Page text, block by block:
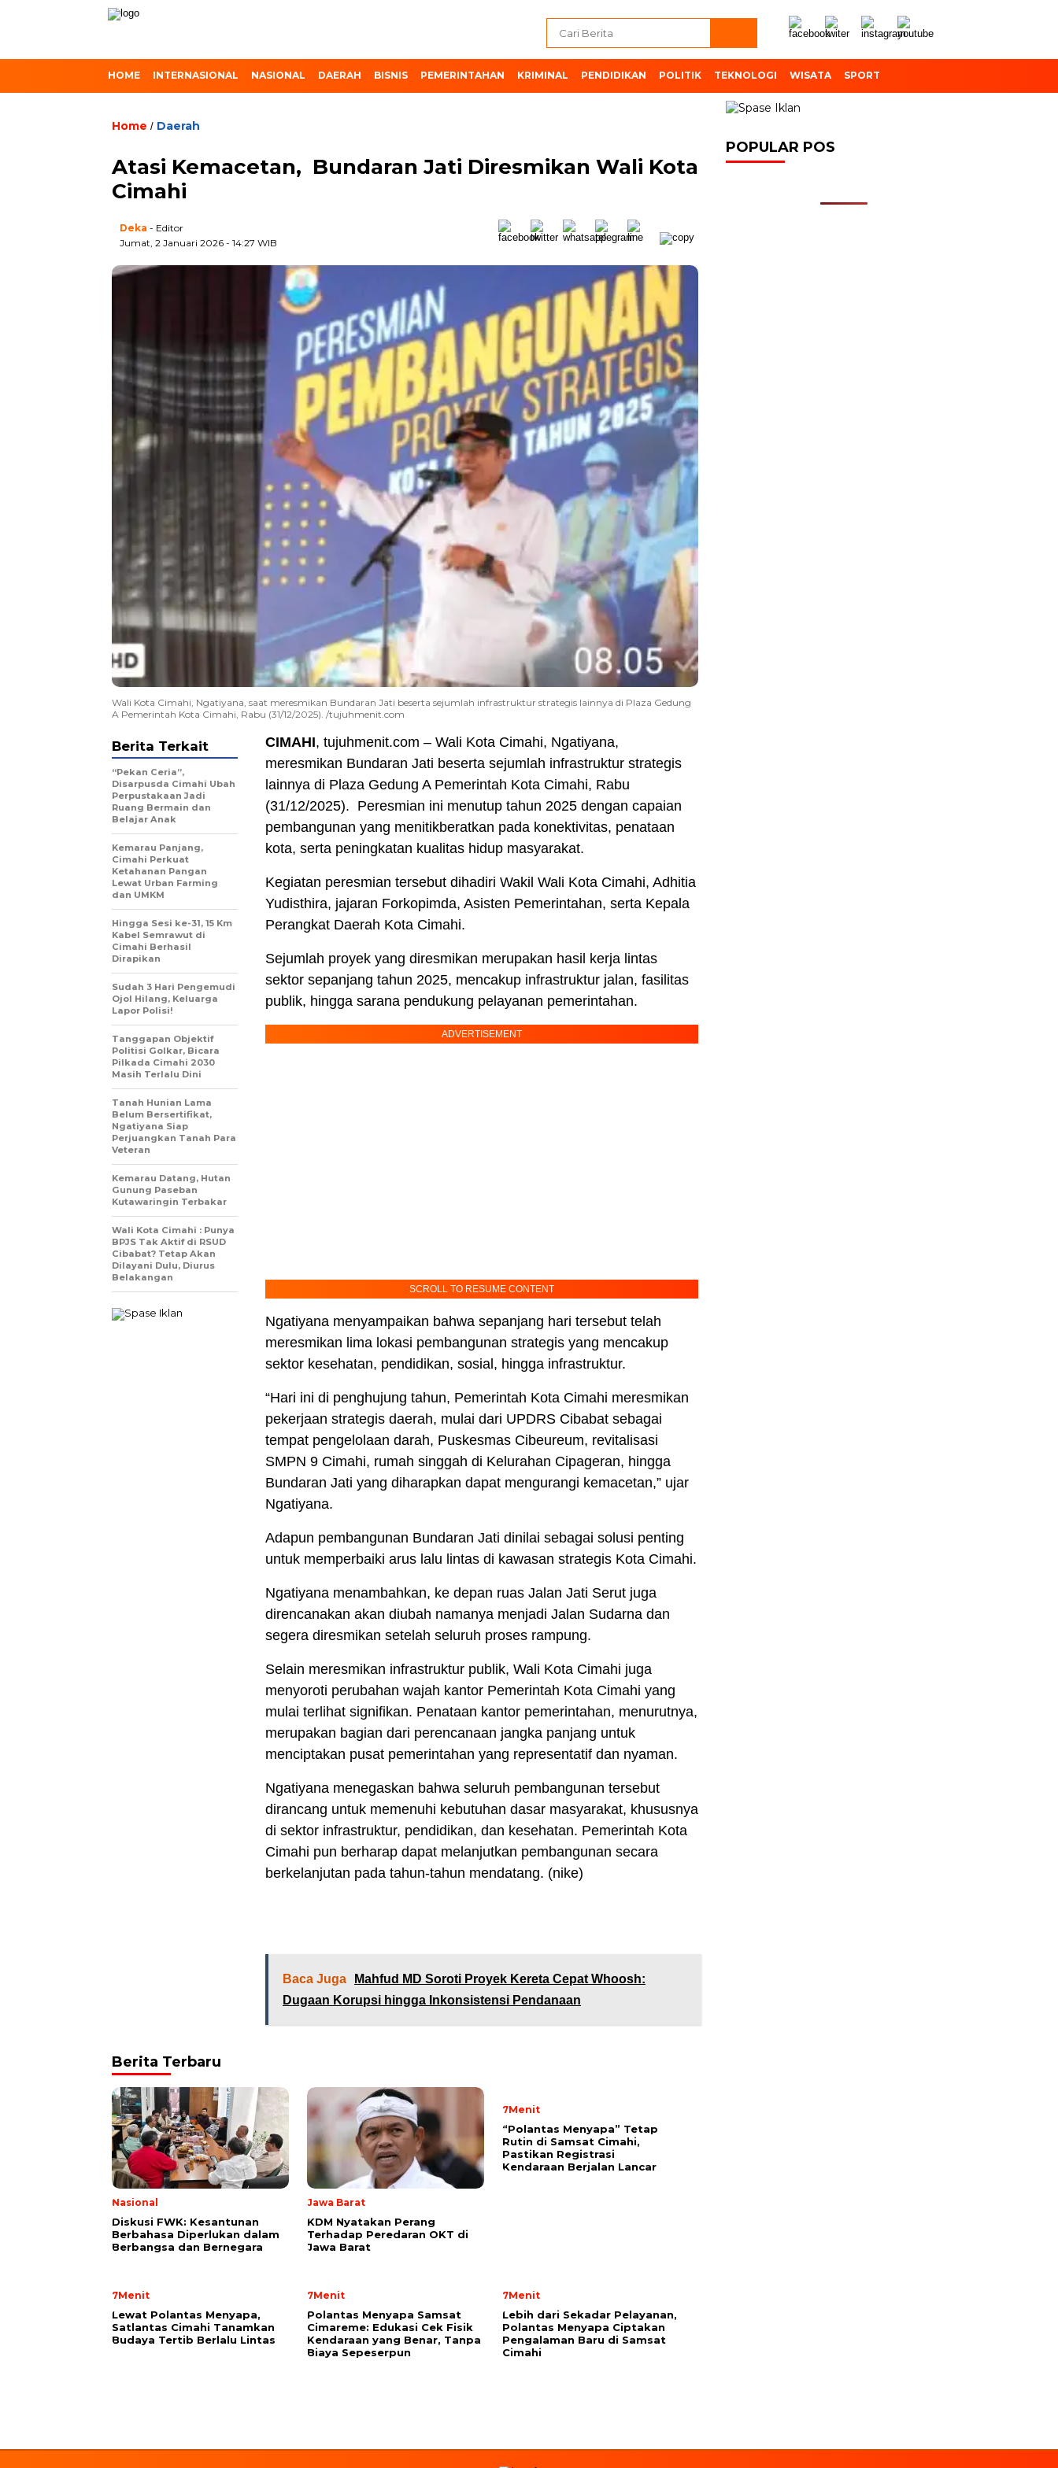
HOME INTERNASIONAL NASIONAL DAERAH BISNIS PEMERINTAHAN KRIMINAL PENDIDIKAN POLITIK TEKNOLOGI WISATA SPORT
Home / Daerah
Atasi Kemacetan, Bundaran Jati Diresmikan Wali Kota
Cimahi
Deka - Editor
Jumat, 2 Januari 2026 - 14:27 WIB
Wali Kota Cimahi, Ngatiyana, saat meresmikan Bundaran Jati beserta sejumlah infrastruktur strategis lainnya di Plaza Gedung
A Pemerintah Kota Cimahi, Rabu (31/12/2025). /tujuhmenit.com
CIMAHI, tujuhmenit.com – Wali Kota Cimahi, Ngatiyana,
meresmikan Bundaran Jati beserta sejumlah infrastruktur strategis
lainnya di Plaza Gedung A Pemerintah Kota Cimahi, Rabu
(31/12/2025). Peresmian ini menutup tahun 2025 dengan capaian
pembangunan yang menitikberatkan pada konektivitas, penataan
kota, serta peningkatan kualitas hidup masyarakat.
Kegiatan peresmian tersebut dihadiri Wakil Wali Kota Cimahi, Adhitia
Yudisthira, jajaran Forkopimda, Asisten Pemerintahan, serta Kepala
Perangkat Daerah Kota Cimahi.
Sejumlah proyek yang diresmikan merupakan hasil kerja lintas
sektor sepanjang tahun 2025, mencakup infrastruktur jalan, fasilitas
publik, hingga sarana pendukung pelayanan pemerintahan.
ADVERTISEMENT
SCROLL TO RESUME CONTENT
Ngatiyana menyampaikan bahwa sepanjang hari tersebut telah
meresmikan lima lokasi pembangunan strategis yang mencakup
sektor kesehatan, pendidikan, sosial, hingga infrastruktur.
“Hari ini di penghujung tahun, Pemerintah Kota Cimahi meresmikan
pekerjaan strategis daerah, mulai dari UPDRS Cibabat sebagai
tempat pengelolaan darah, Puskesmas Cibeureum, revitalisasi
SMPN 9 Cimahi, rumah singgah di Kelurahan Cipageran, hingga
Bundaran Jati yang diharapkan dapat mengurangi kemacetan,” ujar
Ngatiyana.
Adapun pembangunan Bundaran Jati dinilai sebagai solusi penting
untuk memperbaiki arus lalu lintas di kawasan strategis Kota Cimahi.
Ngatiyana menambahkan, ke depan ruas Jalan Jati Serut juga
direncanakan akan diubah namanya menjadi Jalan Sudarna dan
segera diresmikan setelah seluruh proses rampung.
Selain meresmikan infrastruktur publik, Wali Kota Cimahi juga
menyoroti perubahan wajah kantor Pemerintah Kota Cimahi yang
mulai terlihat signifikan. Penataan kantor pemerintahan, menurutnya,
merupakan bagian dari perencanaan jangka panjang untuk
menciptakan pusat pemerintahan yang representatif dan nyaman.
Ngatiyana menegaskan bahwa seluruh pembangunan tersebut
dirancang untuk memenuhi kebutuhan dasar masyarakat, khususnya
di sektor infrastruktur, pendidikan, dan kesehatan. Pemerintah Kota
Cimahi pun berharap dapat melanjutkan pembangunan secara
berkelanjutan pada tahun-tahun mendatang. (nike)
Baca Juga
Mahfud MD Soroti Proyek Kereta Cepat Whoosh:
Dugaan Korupsi hingga Inkonsistensi Pendanaan
Berita Terkait
“Pekan Ceria”,
Disarpusda Cimahi Ubah
Perpustakaan Jadi
Ruang Bermain dan
Belajar Anak
Kemarau Panjang,
Cimahi Perkuat
Ketahanan Pangan
Lewat Urban Farming
dan UMKM
Hingga Sesi ke-31, 15 Km
Kabel Semrawut di
Cimahi Berhasil
Dirapikan
Sudah 3 Hari Pengemudi
Ojol Hilang, Keluarga
Lapor Polisi!
Tanggapan Objektif
Politisi Golkar, Bicara
Pilkada Cimahi 2030
Masih Terlalu Dini
Tanah Hunian Lama
Belum Bersertifikat,
Ngatiyana Siap
Perjuangkan Tanah Para
Veteran
Kemarau Datang, Hutan
Gunung Paseban
Kutawaringin Terbakar
Wali Kota Cimahi : Punya
BPJS Tak Aktif di RSUD
Cibabat? Tetap Akan
Dilayani Dulu, Diurus
Belakangan
Berita Terbaru
Nasional
Diskusi FWK: Kesantunan
Berbahasa Diperlukan dalam
Berbangsa dan Bernegara
Jawa Barat
KDM Nyatakan Perang
Terhadap Peredaran OKT di
Jawa Barat
7Menit
“Polantas Menyapa” Tetap
Rutin di Samsat Cimahi,
Pastikan Registrasi
Kendaraan Berjalan Lancar
7Menit
Lewat Polantas Menyapa,
Satlantas Cimahi Tanamkan
Budaya Tertib Berlalu Lintas
7Menit
Polantas Menyapa Samsat
Cimareme: Edukasi Cek Fisik
Kendaraan yang Benar, Tanpa
Biaya Sepeserpun
7Menit
Lebih dari Sekadar Pelayanan,
Polantas Menyapa Ciptakan
Pengalaman Baru di Samsat
Cimahi
POPULAR POS